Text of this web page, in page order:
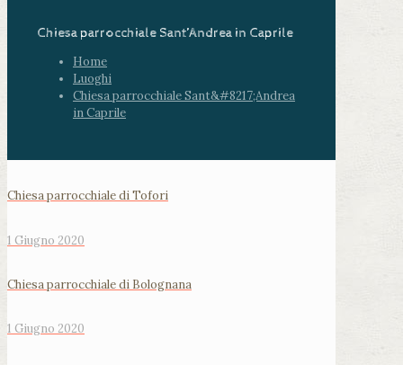
Chiesa parrocchiale Sant’Andrea in Caprile
Home
Luoghi
Chiesa parrocchiale Sant&#8217;Andrea
in Caprile
Chiesa parrocchiale di Tofori
1 Giugno 2020
Chiesa parrocchiale di Bolognana
1 Giugno 2020